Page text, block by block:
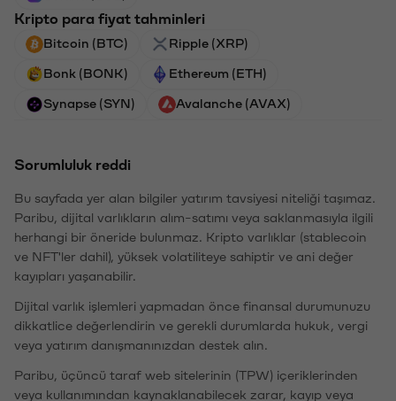
Kripto para fiyat tahminleri
Bitcoin (BTC) Ripple (XRP)
Bonk (BONK) Ethereum (ETH)
Synapse (SYN) Avalanche (AVAX)
Sorumluluk reddi
Bu sayfada yer alan bilgiler yatırım tavsiyesi niteliği taşımaz.
Paribu, dijital varlıkların alım-satımı veya saklanmasıyla ilgili
herhangi bir öneride bulunmaz. Kripto varlıklar (stablecoin
ve NFT'ler dahil), yüksek volatiliteye sahiptir ve ani değer
kayıpları yaşanabilir.
Dijital varlık işlemleri yapmadan önce finansal durumunuzu
dikkatlice değerlendirin ve gerekli durumlarda hukuk, vergi
veya yatırım danışmanınızdan destek alın.
Paribu, üçüncü taraf web sitelerinin (TPW) içeriklerinden
veya kullanımından kaynaklanabilecek zarar, kayıp veya